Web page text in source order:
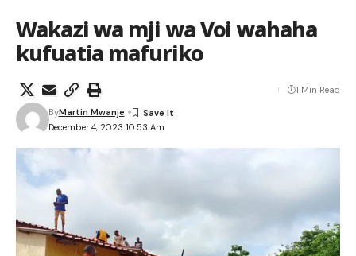
Wakazi wa mji wa Voi wahaha
kufuatia mafuriko
December 4, 2023 10:53 Am
ByMartin Mwanje
1 Min Read